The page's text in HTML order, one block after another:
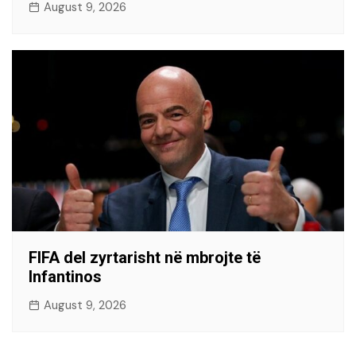
August 9, 2026
FIFA del zyrtarisht në mbrojte të
Infantinos
August 9, 2026